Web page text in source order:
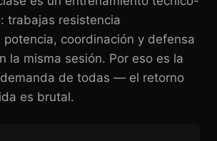
trabajas resistencia
potencia, coordinación y defensa
la misma sesión. Por eso es la
de todas — el retorno
es brutal.